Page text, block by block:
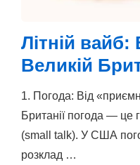
Літній вайб:
Великій
1. Погода: Від
Британії погода — це
(small talk). У США
розклад …